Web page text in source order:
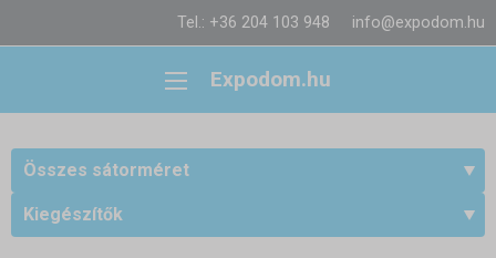
Tel.: +36 204 103 948 info@expodom.hu
Expodom.hu
Összes sátorméret
Kiegészítők